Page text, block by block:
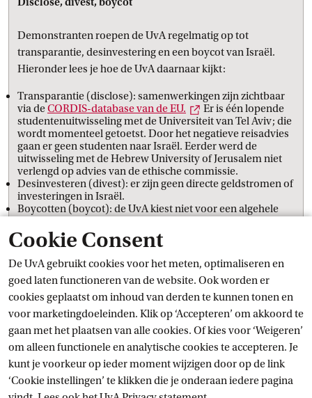
Cookie Consent
De UvA gebruikt cookies voor het meten, optimaliseren en
goed laten functioneren van de website. Ook worden er
cookies geplaatst om inhoud van derden te kunnen tonen en
voor marketingdoeleinden. Klik op ‘Accepteren’ om akkoord te
gaan met het plaatsen van alle cookies. Of kies voor ‘Weigeren’
om alleen functionele en analytische cookies te accepteren. Je
kunt je voorkeur op ieder moment wijzigen door op de link
‘Cookie instellingen’ te klikken die je onderaan iedere pagina
Demonstranten roepen de UvA regelmatig op tot
transparantie, desinvestering en een boycot van Israël.
Hieronder lees je hoe de UvA daarnaar kijkt:
Transparantie (disclose): samenwerkingen zijn zichtbaar
via deCORDIS-database van de EU. Externe link
Er is één lopende
studentenuitwisseling met de Universiteit van Tel Aviv; die
wordt momenteel getoetst. Door het negatieve reisadvies
gaan er geen studenten naar Israël. Eerder werd de
uitwisseling met de Hebrew University of Jerusalem niet
verlengd op advies van de ethische commissie.
Desinvesteren (divest): er zijn geen directe geldstromen of
investeringen in Israël.
Boycotten (boycot): de UvA kiest niet voor een algehele
Medewerkers kunnen de ethische toets gebruiken bij
twijfel over een (nieuwe) samenwerking.
Extra maatregel
In juni 2025 is besloten voorlopig geen nieuwe
samenwerkingen binnen HorizonEurope met Israëlische
organisaties aan te gaan. Hiermee zet de UvA een extra stap
vanwege het aanhoudende geweld in Gaza en geeft het een